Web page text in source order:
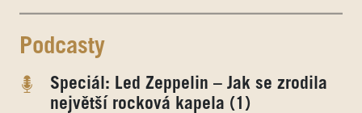
Podcasty
Speciál: Led Zeppelin – Jak se zrodila
největší rocková kapela (1)